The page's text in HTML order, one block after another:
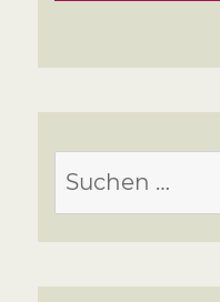
Suchen
nach: